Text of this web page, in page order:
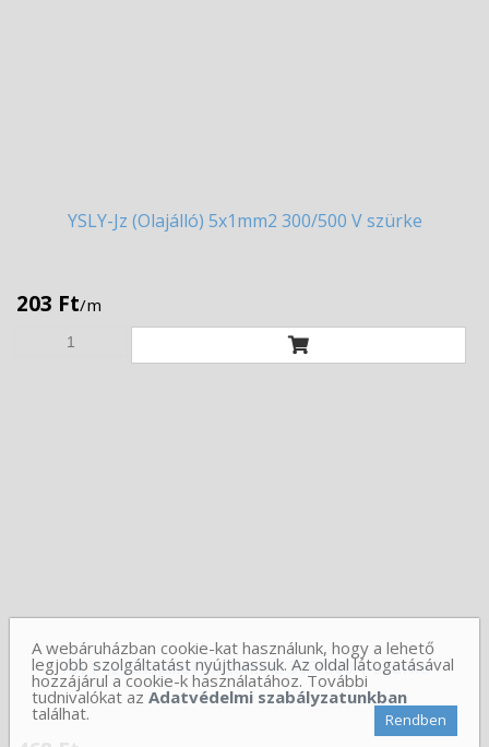
YSLY-Jz (Olajálló) 5x1mm2 300/500 V szürke
203 Ft/m
YSLY-Jz(Olajálló) 5x2,5mm2 300/500 V szürke
A webáruházban cookie-kat használunk, hogy a lehető
legjobb szolgáltatást nyújthassuk. Az oldal látogatásával
hozzájárul a cookie-k használatához. További
tudnivalókat az Adatvédelmi szabályzatunkban
találhat. Rendben